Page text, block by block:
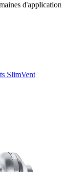
d'application
SlimVent